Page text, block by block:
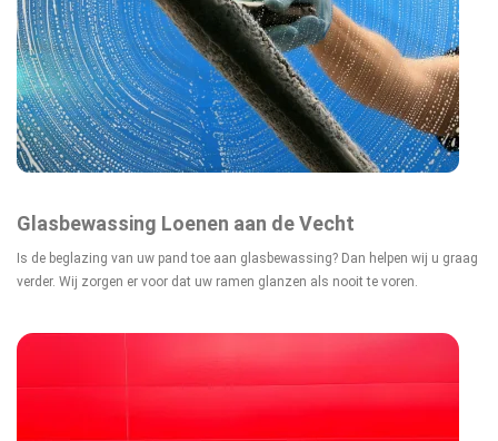
Glasbewassing Loenen aan de Vecht
Is de beglazing van uw pand toe aan glasbewassing? Dan helpen wij u graag
verder. Wij zorgen er voor dat uw ramen glanzen als nooit te voren.